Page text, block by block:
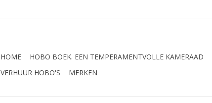
HOME HOBO BOEK. EEN TEMPERAMENTVOLLE KAMERAAD
VERHUUR HOBO'S
MERKEN